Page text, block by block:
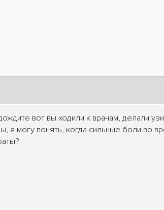
вот вы ходили к врачам, делали
я могу понять, когда сильные боли во